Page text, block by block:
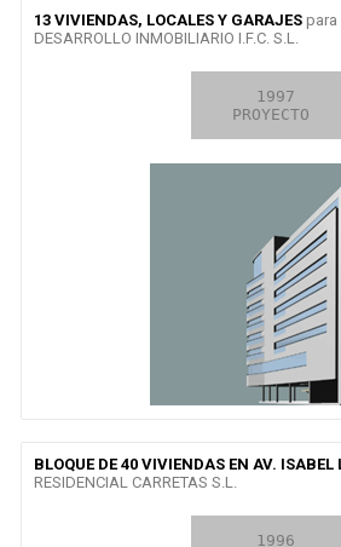
13 VIVIENDAS, LOCALES Y GARAJES para
DESARROLLO INMOBILIARIO I.F.C. S.L.
1997
PROYECTO
BLOQUE DE 40 VIVIENDAS EN AV. ISABEL
RESIDENCIAL CARRETAS S.L.
1996